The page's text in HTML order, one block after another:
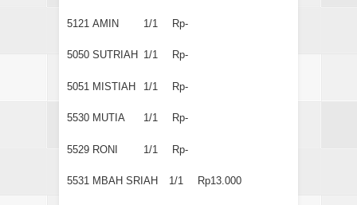
5121 AMIN 1/1 Rp-
5050 SUTRIAH 1/1 Rp-
5051 MISTIAH 1/1 Rp-
5530 MUTIA 1/1 Rp-
5529 RONI 1/1 Rp-
5531 MBAH SRIAH 1/1 Rp13.000